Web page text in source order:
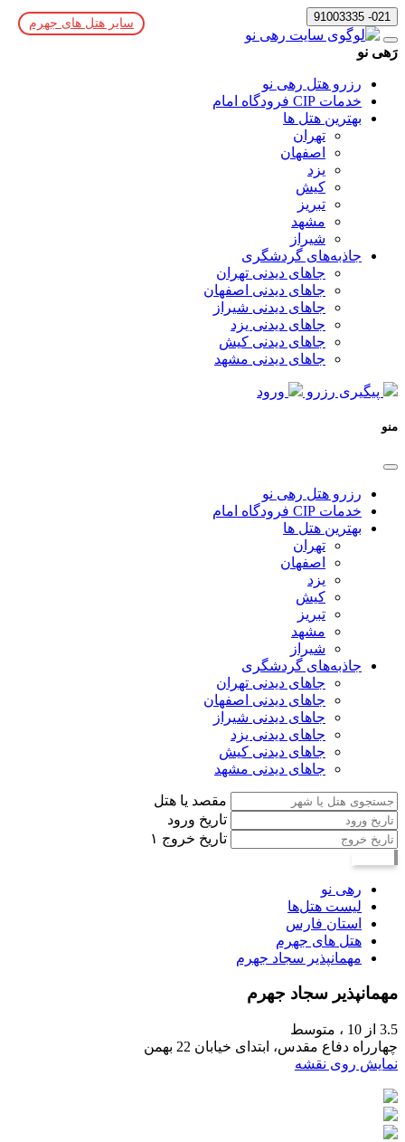
021- 91003335
رَهی نو
رزرو هتل رهی نو
خدمات CIP فرودگاه امام
بهترین هتل ها
تهران
اصفهان
یزد
کیش
تبریز
مشهد
شیراز
جاذبه‌های گردشگری
جاهای دیدنی تهران
جاهای دیدنی اصفهان
جاهای دیدنی شیراز
جاهای دیدنی یزد
جاهای دیدنی کیش
جاهای دیدنی مشهد
پیگیری رزرو ورود
منو
رزرو هتل رهی نو
خدمات CIP فرودگاه امام
بهترین هتل ها
تهران
اصفهان
یزد
کیش
تبریز
مشهد
شیراز
جاذبه‌های گردشگری
جاهای دیدنی تهران
جاهای دیدنی اصفهان
جاهای دیدنی شیراز
جاهای دیدنی یزد
جاهای دیدنی کیش
جاهای دیدنی مشهد
مقصد یا هتل
تاریخ ورود
تاریخ خروج ۱
رهی نو
لیست هتل‌ها
استان فارس
هتل های جهرم
مهمانپذیر سجاد جهرم
مهمانپذیر سجاد جهرم
3.5 از 10 ،
متوسط
چهارراه دفاع مقدس، ابتدای خیابان 22 بهمن
نمایش روی نقشه
سایر هتل های جهرم